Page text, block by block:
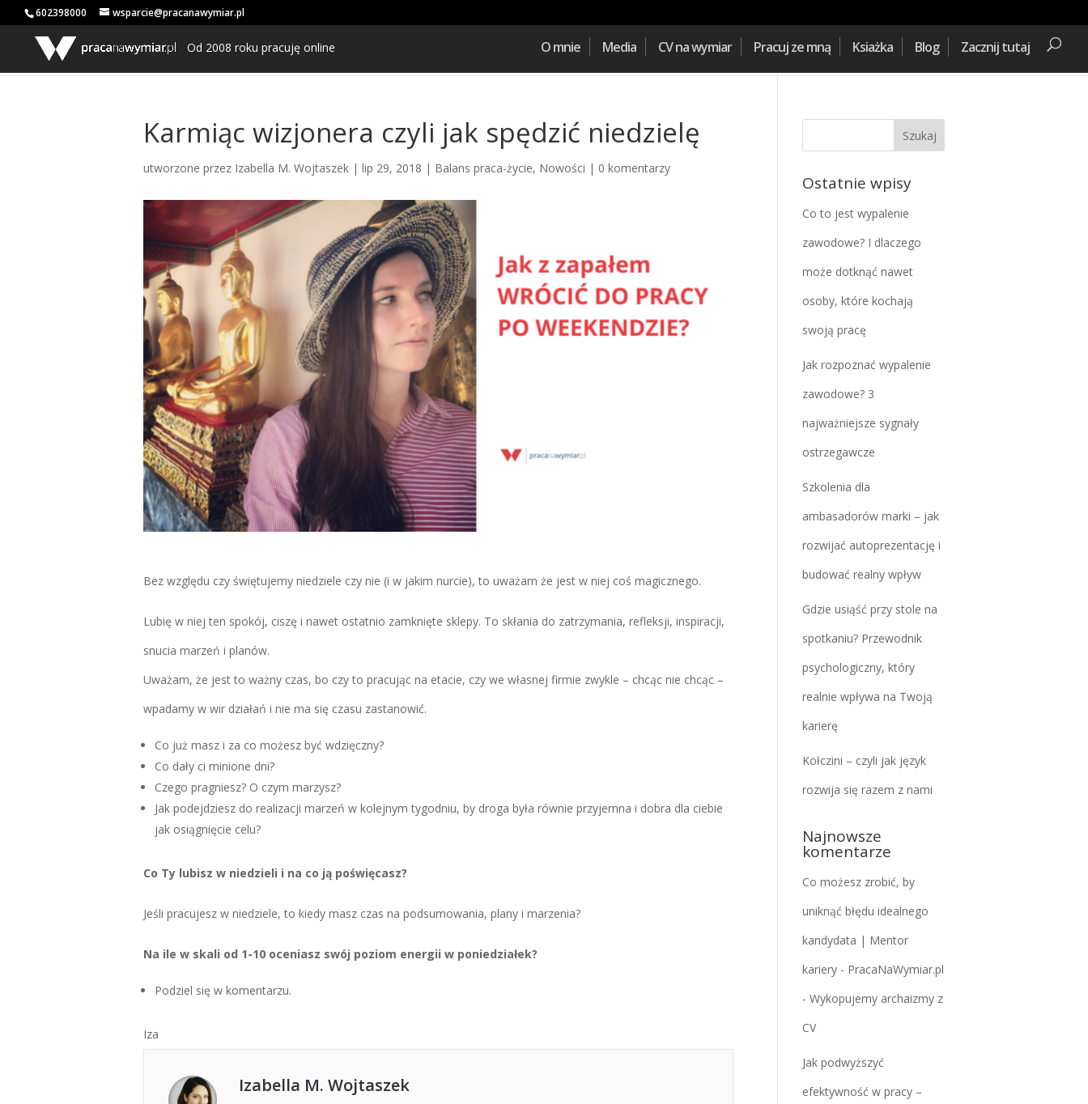
602398000 wsparcie@pracanawymiar.pl
Od 2008 roku pracuję online O mnie Media CV na wymiar Pracuj ze mną Ksiażka Blog Zacznij tutaj
Karmiąc wizjonera czyli jak spędzić niedzielę
utworzone przez Izabella M. Wojtaszek| lip 29, 2018 | Balans praca-życie, Nowości | 0 komentarzy
Bez względu czy świętujemy niedziele czy nie (i w jakim nurcie), to uważam że jest w niej coś magicznego.
Lubię w niej ten spokój, ciszę i nawet ostatnio zamknięte sklepy. To skłania do zatrzymania, refleksji, inspiracji,
snucia marzeń i planów.
Uważam, że jest to ważny czas, bo czy to pracując na etacie, czy we własnej firmie zwykle – chcąc nie chcąc –
wpadamy w wir działań i nie ma się czasu zastanowić.
Co już masz i za co możesz być wdzięczny?
Co dały ci minione dni?
Czego pragniesz? O czym marzysz?
Jak podejdziesz do realizacji marzeń w kolejnym tygodniu, by droga była równie przyjemna i dobra dla ciebie
jak osiągnięcie celu?
Co Ty lubisz w niedzieli i na co ją poświęcasz?
Jeśli pracujesz w niedziele, to kiedy masz czas na podsumowania, plany i marzenia?
Na ile w skali od 1-10 oceniasz swój poziom energii w poniedziałek?
Podziel się w komentarzu.
Iza
Izabella M. Wojtaszek
Ostatnie wpisy
Co to jest wypalenie
zawodowe? I dlaczego
może dotknąć nawet
osoby, które kochają
swoją pracę
Jak rozpoznać wypalenie
zawodowe? 3
najważniejsze sygnały
ostrzegawcze
Szkolenia dla
ambasadorów marki – jak
rozwijać autoprezentację i
budować realny wpływ
Gdzie usiąść przy stole na
spotkaniu? Przewodnik
psychologiczny, który
realnie wpływa na Twoją
karierę
Kołczini – czyli jak język
rozwija się razem z nami
Najnowsze
komentarze
Co możesz zrobić, by
uniknąć błędu idealnego
kandydata | Mentor
kariery - PracaNaWymiar.pl
- Wykopujemy archaizmy z
CV
Jak podwyższyć
efektywność w pracy –